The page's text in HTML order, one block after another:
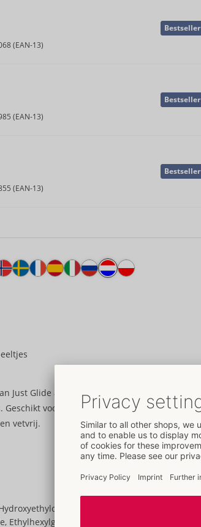
(EAN-13)
Bestseller
(EAN-13)
Bestseller
(EAN-13)
Bestseller
Just Glide aan op de gewenste lichaamsdelen
voor gebruik met latex condooms en
vetvrij.
Hydroxypropyl Guar
Ethylhexylglycerin, Citric Acid